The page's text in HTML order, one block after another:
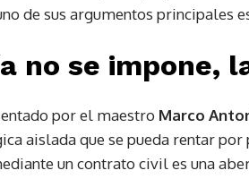
de sus argumentos principales
no se impone,
por el maestro Marco
aislada que se pueda rentar
un contrato civil es una